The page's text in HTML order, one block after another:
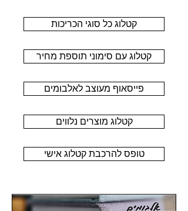
קטלוג כל סוגי הכריכות
קטלוג עם סימוני תוספת מחיר
פייסאוף מעוצב לאלבומים
קטלוג מוצרים נלווים
טופס להרכבת קטלוג אישי